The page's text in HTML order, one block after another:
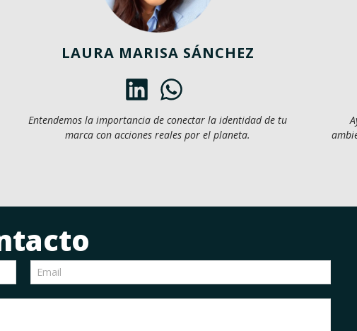
LAURA MARISA SÁNCHEZ
Entendemos la importancia de conectar la identidad de tu
marca con acciones reales por el planeta.